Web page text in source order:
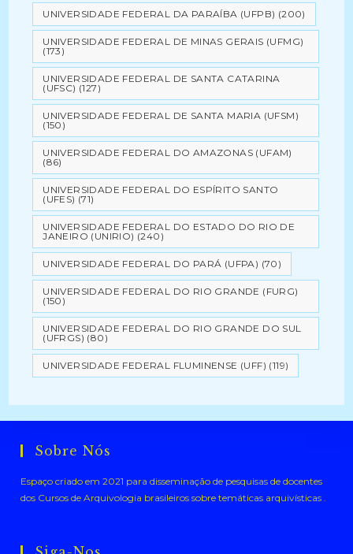
UNIVERSIDADE FEDERAL DA PARAÍBA (UFPB) (200)
UNIVERSIDADE FEDERAL DE MINAS GERAIS (UFMG)
(173)
UNIVERSIDADE FEDERAL DE SANTA CATARINA
(UFSC) (127)
UNIVERSIDADE FEDERAL DE SANTA MARIA (UFSM)
(150)
UNIVERSIDADE FEDERAL DO AMAZONAS (UFAM)
(86)
UNIVERSIDADE FEDERAL DO ESPÍRITO SANTO
(UFES) (71)
UNIVERSIDADE FEDERAL DO ESTADO DO RIO DE
JANEIRO (UNIRIO) (240)
UNIVERSIDADE FEDERAL DO PARÁ (UFPA) (70)
UNIVERSIDADE FEDERAL DO RIO GRANDE (FURG)
(150)
UNIVERSIDADE FEDERAL DO RIO GRANDE DO SUL
(UFRGS) (80)
UNIVERSIDADE FEDERAL FLUMINENSE (UFF) (119)
Sobre Nós
Espaço criado em 2021 para disseminação de pesquisas de docentes
dos Cursos de Arquivologia brasileiros sobre temáticas arquivísticas .